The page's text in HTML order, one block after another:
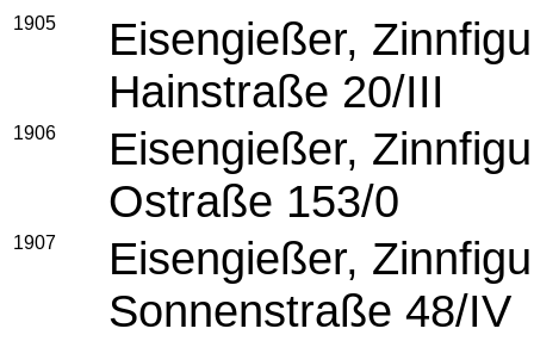
1905
Eisengießer,
Hainstraße 20/III
1906
Eisengießer,
Ostraße 153/0
1907
Eisengießer,
Sonnenstraße 48/IV